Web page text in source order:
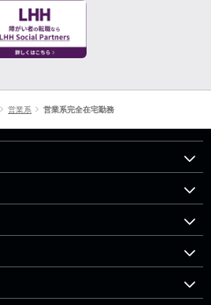
営業系 営業系完全在宅勤務